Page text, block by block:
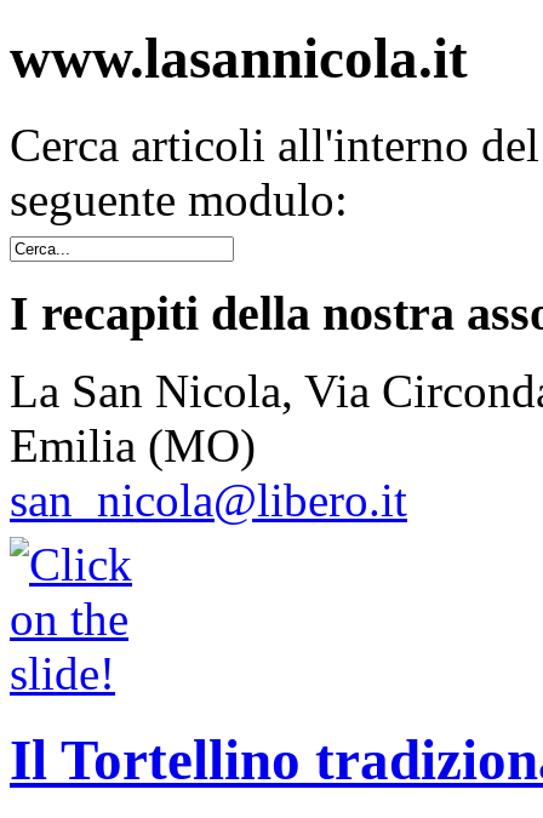
www.lasannicola.it
Cerca articoli all'interno
seguente modulo:
I recapiti della nostra
La San Nicola, Via
Emilia (MO)
san_nicola@libero.it
Il Tortellino